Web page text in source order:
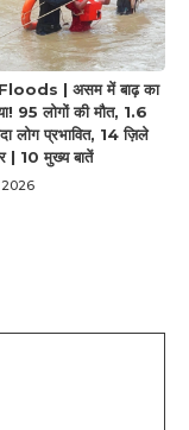
| असम में बाढ़ का
95 लोगों की मौत, 1.6
लोग प्रभावित, 14 ज़िले
| 10 मुख्य बातें